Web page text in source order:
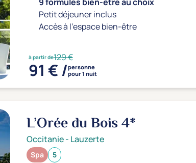
Petit déjeuner inclus
Accès à l'espace bien-être
à partir de129 €
91 € /personne
pour 1 nuit
L’Orée du Bois4*
Occitanie- Lauzerte
Spa 5